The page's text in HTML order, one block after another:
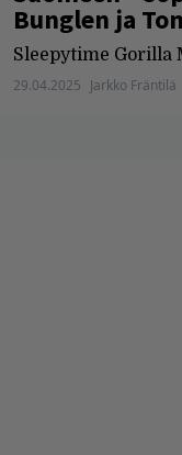
Bunglen ja
Sleepytime Gorilla
29.04.2025 Jarkko Fräntilä